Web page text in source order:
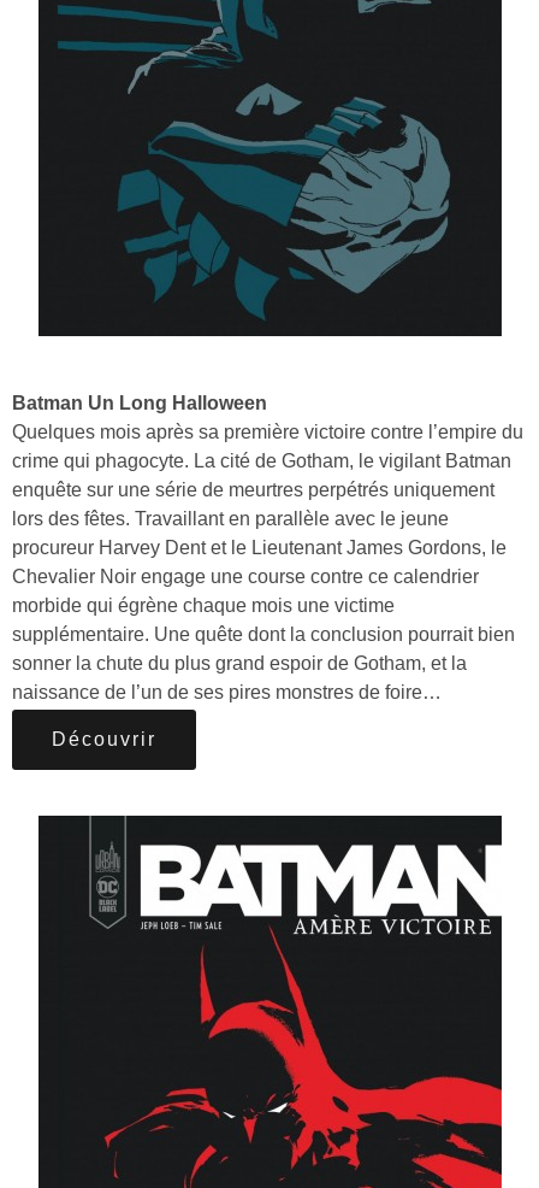
Batman Un Long Halloween
Quelques mois après sa première victoire contre l’empire du
crime qui phagocyte. La cité de Gotham, le vigilant Batman
enquête sur une série de meurtres perpétrés uniquement
lors des fêtes. Travaillant en parallèle avec le jeune
procureur Harvey Dent et le Lieutenant James Gordons, le
Chevalier Noir engage une course contre ce calendrier
morbide qui égrène chaque mois une victime
supplémentaire. Une quête dont la conclusion pourrait bien
sonner la chute du plus grand espoir de Gotham, et la
naissance de l’un de ses pires monstres de foire…
Découvrir